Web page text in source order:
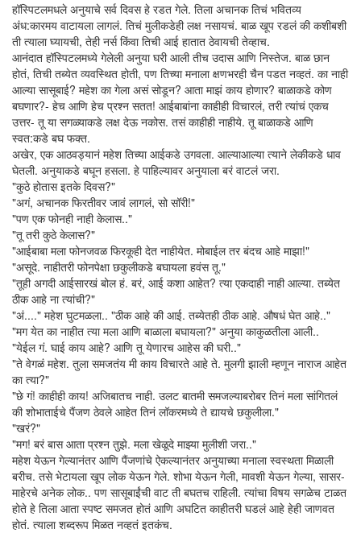
हॉस्पिटलमधले अनुयाचे सर्व दिवस हे रडत गेले. तिला अचानक तिचं भवितव्य
अंध:कारमय वाटायला लागलं. तिचं मुलीकडेही लक्ष नसायचं. बाळ खूप रडलं की कशीबशी
ती त्याला घ्यायची, तेही नर्स किंवा तिची आई हातात ठेवायची तेव्हाच.
आनंदात हॉस्पिटलमध्ये गेलेली अनुया घरी आली तीच उदास आणि निस्तेज. बाळ छान
होतं, तिची तब्येत व्यवस्थित होती, पण तिच्या मनाला क्षणभरही चैन पडत नव्हतं. का नाही
आल्या सासूबाई? महेश का गेला असं सोडून? आता माझं काय होणार? बाळाकडे कोण
बघणार?- हेच आणि हेच प्रश्न सतत! आईबाबांना काहीही विचारलं, तरी त्यांचं एकच
उत्तर- तू या सगळ्याकडे लक्ष देऊ नकोस. तसं काहीही नाहीये. तू बाळाकडे आणि
स्वत:कडे बघ फक्त.
अखेर, एक आठवड्यानं महेश तिच्या आईकडे उगवला. आल्याआल्या त्याने लेकीकडे धाव
घेतली. अनुयाकडे बघून हसला. हे पाहिल्यावर अनुयाला बरं वाटलं जरा.
"कुठे होतास इतके दिवस?"
"अगं, अचानक फिरतीवर जावं लागलं, सो सॉरी!"
"पण एक फोनही नाही केलास.."
"तू तरी कुठे केलास?"
"आईबाबा मला फोनजवळ फिरकूही देत नाहीयेत. मोबाईल तर बंदच आहे माझा!"
"असूदे. नाहीतरी फोनपेक्षा छकुलीकडे बघायला हवंस तू."
"तूही अगदी आईसारखं बोल हं. बरं, आई कशा आहेत? त्या एकदाही नाही आल्या. तब्येत
ठीक आहे ना त्यांची?"
"अं...." महेश घुटमळला.. "ठीक आहे की आई. तब्येतही ठीक आहे. औषधं घेत आहे.."
"मग येत का नाहीत त्या मला आणि बाळाला बघायला?" अनुया काकुळतीला आली..
"येईल गं. घाई काय आहे? आणि तू येणारच आहेस की घरी.."
"ते वेगळं महेश. तुला समजतंय मी काय विचारते आहे ते. मुलगी झाली म्हणून नाराज आहेत
का त्या?"
"छे गं! काहीही काय! अजिबातच नाही. उलट बातमी समजल्याबरोबर तिनं मला सांगितलं
की शोभाताईचे पैंजण ठेवले आहेत तिनं लॉकरमध्ये ते द्यायचे छकुलीला."
"खरं?"
"मग! बरं बास आता प्रश्न तुझे. मला खेळूदे माझ्या मुलीशी जरा.."
महेश येऊन गेल्यानंतर आणि पैंजणांचे ऐकल्यानंतर अनुयाच्या मनाला स्वस्थता मिळाली
बरीच. तसे भेटायला खूप लोक येऊन गेले. शोभा येऊन गेली, मावशी येऊन गेल्या, सासर-
माहेरचे अनेक लोक.. पण सासूबाईंची वाट ती बघतच राहिली. त्यांचा विषय सगळेच टाळत
होते हे तिला आता स्पष्ट समजत होतं आणि अघटित काहीतरी घडलं आहे हेही जाणवत
होतं. त्याला शब्दरूप मिळत नव्हतं इतकंच.